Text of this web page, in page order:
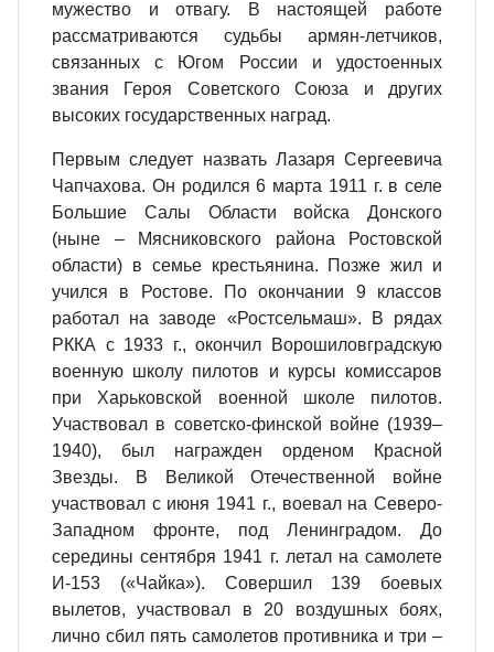
мужество и отвагу. В настоящей работе
рассматриваются судьбы армян-летчиков,
связанных с Югом России и удостоенных
звания Героя Советского Союза и других
высоких государственных наград.
Первым следует назвать Лазаря Сергеевича
Чапчахова. Он родился 6 марта 1911 г. в селе
Большие Салы Области войска Донского
(ныне – Мясниковского района Ростовской
области) в семье крестьянина. Позже жил и
учился в Ростове. По окончании 9 классов
работал на заводе «Ростсельмаш». В рядах
РККА с 1933 г., окончил Ворошиловградскую
военную школу пилотов и курсы комиссаров
при Харьковской военной школе пилотов.
Участвовал в советско-финской войне (1939–
1940), был награжден орденом Красной
Звезды. В Великой Отечественной войне
участвовал с июня 1941 г., воевал на Северо-
Западном фронте, под Ленинградом. До
середины сентября 1941 г. летал на самолете
И-153 («Чайка»). Совершил 139 боевых
вылетов, участвовал в 20 воздушных боях,
лично сбил пять самолетов противника и три –